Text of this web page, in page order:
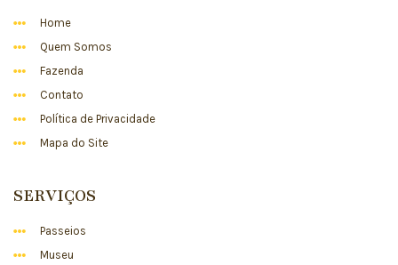
Home
Quem Somos
Fazenda
Contato
Política de Privacidade
Mapa do Site
SERVIÇOS
Passeios
Museu